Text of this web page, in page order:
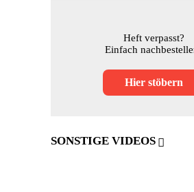
Heft verpasst?
Einfach
Hier stöbern
SONSTIGE VIDEOS